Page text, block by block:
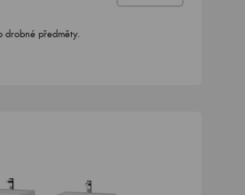
drobné předměty.